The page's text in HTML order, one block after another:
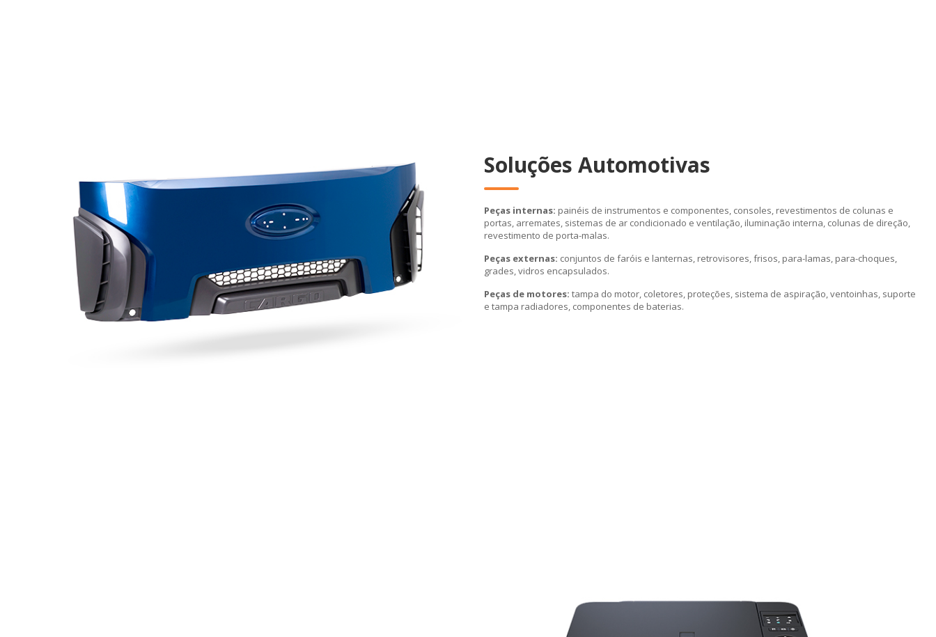
Soluções Automotivas
Peças internas: painéis de instrumentos e componentes, consoles, revestimentos de colunas e
portas, arremates, sistemas de ar condicionado e ventilação, iluminação interna, colunas de direção,
revestimento de porta-malas.
Peças externas: conjuntos de faróis e lanternas, retrovisores, frisos, para-lamas, para-choques,
grades, vidros encapsulados.
Peças de motores: tampa do motor, coletores, proteções, sistema de aspiração, ventoinhas, suporte
e tampa radiadores, componentes de baterias.